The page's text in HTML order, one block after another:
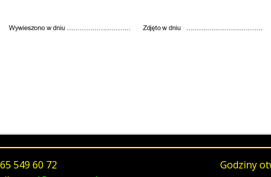
65 549 60 72
Godziny